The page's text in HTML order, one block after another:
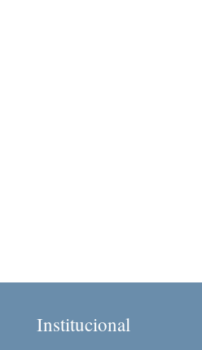
Institucional